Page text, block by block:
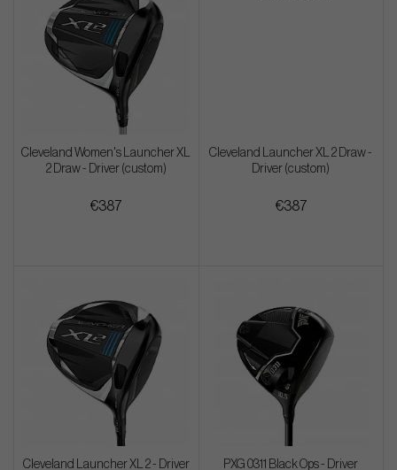
Cleveland Women's Launcher XL
2 Draw - Driver (custom)
€387
Cleveland Launcher XL 2 Draw -
Driver (custom)
€387
Cleveland Launcher XL 2 - Driver
PXG 0311 Black Ops - Driver